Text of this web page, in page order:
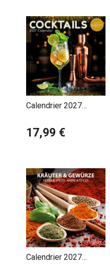
Calendrier 2027
17,99 €
Calendrier 2027